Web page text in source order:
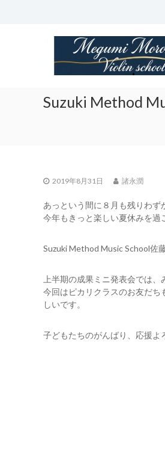
諸
潤
イ
室
Moronaga
Violin
Suzuki Method
2019年8月31日 諸永潤
あっという間に８月も残りわず
今年もきっと楽しい夏休みを過
Suzuki Method Music School佐
上半期の成果ミニ発表会では
今回はピカリクラスのお友だ
しいです。
子どもたちのがんばり、応援よ